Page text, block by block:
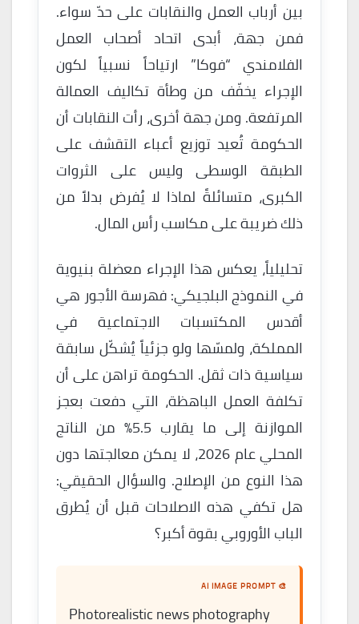
بين أرباب العمل والنقابات على حدّ سواء.
فمن جهة، أبدى اتحاد أصحاب العمل
الفلامندي “فوكا” ارتياحاً نسبياً لكون
الإجراء يخفّف من وطأة تكاليف العمالة
المرتفعة. ومن جهة أخرى، رأت النقابات أن
الحكومة تُعيد توزيع أعباء التقشف على
الطبقة الوسطى وليس على الثروات
الكبرى، متسائلةً لماذا لا يُفرض بدلاً من
ذلك ضريبة على مكاسب رأس المال.
تحليلياً، يعكس هذا الإجراء معضلة بنيوية
في النموذج البلجيكي: فهرسة الأجور هي
أقدس المكتسبات الاجتماعية في
المملكة، ولمسّها ولو جزئياً يُشكّل سابقة
سياسية ذات ثقل. الحكومة تراهن على أن
تكلفة العمل الباهظة، التي دفعت بعجز
الموازنة إلى ما يقارب 5.5% من الناتج
المحلي عام 2026، لا يمكن معالجتها دون
هذا النوع من الإصلاح. والسؤال الحقيقي:
هل تكفي هذه الاصلاحات قبل أن يُطرق
الباب الأوروبي بقوة أكبر؟
🎨 AI IMAGE PROMPT
Photorealistic news photography